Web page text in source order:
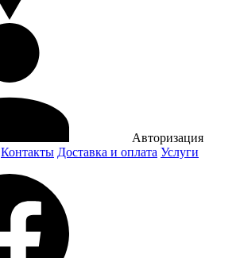
Авторизация
Контакты Доставка и оплата Услуги